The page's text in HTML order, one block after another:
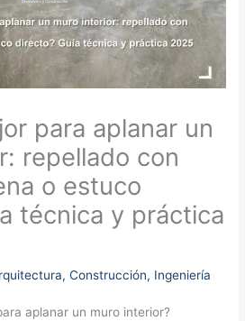
para aplanar un
repellado con
o estuco
técnica y práctica
,Construcción, Ingeniería
aplanar un muro interior?